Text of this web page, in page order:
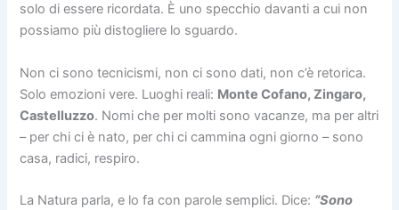
solo di essere ricordata. È uno specchio davanti a cui non
possiamo più distogliere lo sguardo.
Non ci sono tecnicismi, non ci sono dati, non c’è retorica.
Solo emozioni vere. Luoghi reali: Monte Cofano, Zingaro,
Castelluzzo. Nomi che per molti sono vacanze, ma per altri
– per chi ci è nato, per chi ci cammina ogni giorno – sono
casa, radici, respiro.
La Natura parla, e lo fa con parole semplici. Dice: “Sono